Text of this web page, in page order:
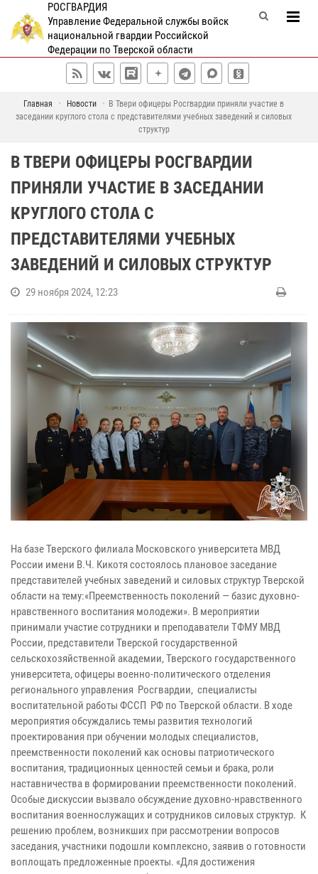
РОСГВАРДИЯ
Управление Федеральной службы войск
национальной гвардии Российской
Федерации по Тверской области
Главная Новости
В Твери офицеры Росгвардии приняли участие в
заседании круглого стола с представителями учебных заведений и силовых
структур
В ТВЕРИ ОФИЦЕРЫ РОСГВАРДИИ
ПРИНЯЛИ УЧАСТИЕ В ЗАСЕДАНИИ
КРУГЛОГО СТОЛА С
ПРЕДСТАВИТЕЛЯМИ УЧЕБНЫХ
ЗАВЕДЕНИЙ И СИЛОВЫХ СТРУКТУР
29 ноября 2024, 12:23
На базе Тверского филиала Московского университета МВД
России имени В.Ч. Кикотя состоялось плановое заседание
представителей учебных заведений и силовых структур Тверской
области на тему:«Преемственность поколений — базис духовно-
нравственного воспитания молодежи». В мероприятии
принимали участие сотрудники и преподаватели ТФМУ МВД
России, представители Тверской государственной
сельскохозяйственной академии, Тверского государственного
университета, офицеры военно-политического отделения
регионального управления Росгвардии, специалисты
воспитательной работы ФССП РФ по Тверской области. В ходе
мероприятия обсуждались темы развития технологий
проектирования при обучении молодых специалистов,
преемственности поколений как основы патриотического
воспитания, традиционных ценностей семьи и брака, роли
наставничества в формировании преемственности поколений.
Особые дискуссии вызвало обсуждение духовно-нравственного
воспитания военнослужащих и сотрудников силовых структур. К
решению проблем, возникших при рассмотрении вопросов
заседания, участники подошли комплексно, заявив о готовности
воплощать предложенные проекты. «Для достижения